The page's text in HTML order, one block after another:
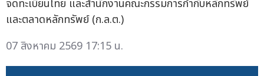
จดทะเบียนไทย และสำนักงานคณะกรรมการกำกับหลักทรัพย์
และตลาดหลักทรัพย์ (ก.ล.ต.)
07 สิงหาคม 2569 17:15 น.